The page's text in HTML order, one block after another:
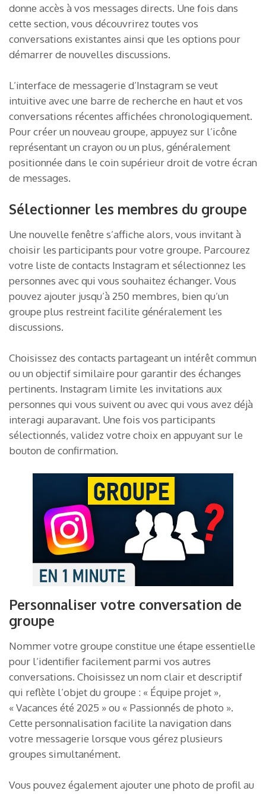
donne accès à vos messages directs. Une fois dans
cette section, vous découvrirez toutes vos
conversations existantes ainsi que les options pour
démarrer de nouvelles discussions.
L’interface de messagerie d’Instagram se veut
intuitive avec une barre de recherche en haut et vos
conversations récentes affichées chronologiquement.
Pour créer un nouveau groupe, appuyez sur l’icône
représentant un crayon ou un plus, généralement
positionnée dans le coin supérieur droit de votre écran
de messages.
Sélectionner les membres du groupe
Une nouvelle fenêtre s’affiche alors, vous invitant à
choisir les participants pour votre groupe. Parcourez
votre liste de contacts Instagram et sélectionnez les
personnes avec qui vous souhaitez échanger. Vous
pouvez ajouter jusqu’à 250 membres, bien qu’un
groupe plus restreint facilite généralement les
discussions.
Choisissez des contacts partageant un intérêt commun
ou un objectif similaire pour garantir des échanges
pertinents. Instagram limite les invitations aux
personnes qui vous suivent ou avec qui vous avez déjà
interagi auparavant. Une fois vos participants
sélectionnés, validez votre choix en appuyant sur le
bouton de confirmation.
Personnaliser votre conversation de
groupe
Nommer votre groupe constitue une étape essentielle
pour l’identifier facilement parmi vos autres
conversations. Choisissez un nom clair et descriptif
qui reflète l’objet du groupe : « Équipe projet »,
« Vacances été 2025 » ou « Passionnés de photo ».
Cette personnalisation facilite la navigation dans
votre messagerie lorsque vous gérez plusieurs
groupes simultanément.
Vous pouvez également ajouter une photo de profil au